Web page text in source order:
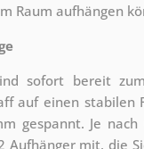
Raum aufhängen
sofort bereit
auf einen stabilen
gespannt. Je
Aufhänger mit, die